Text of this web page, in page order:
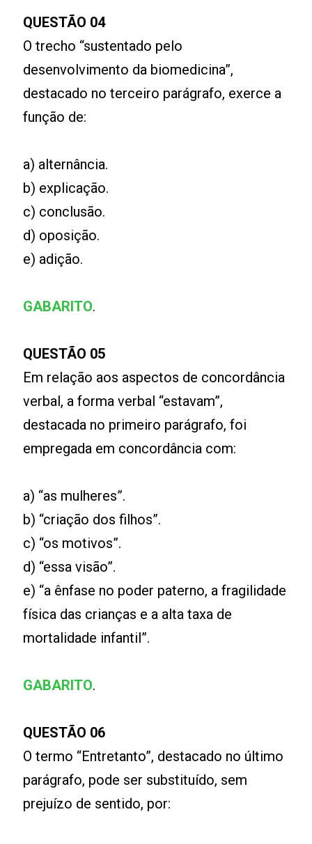
QUESTÃO 04
O trecho “sustentado pelo
desenvolvimento da biomedicina”,
destacado no terceiro parágrafo, exerce a
função de:
a) alternância.
b) explicação.
c) conclusão.
d) oposição.
e) adição.
GABARITO.
QUESTÃO 05
Em relação aos aspectos de concordância
verbal, a forma verbal “estavam”,
destacada no primeiro parágrafo, foi
empregada em concordância com:
a) “as mulheres”.
b) “criação dos filhos”.
c) “os motivos”.
d) “essa visão”.
e) “a ênfase no poder paterno, a fragilidade
física das crianças e a alta taxa de
mortalidade infantil”.
GABARITO.
QUESTÃO 06
O termo “Entretanto”, destacado no último
parágrafo, pode ser substituído, sem
prejuízo de sentido, por: